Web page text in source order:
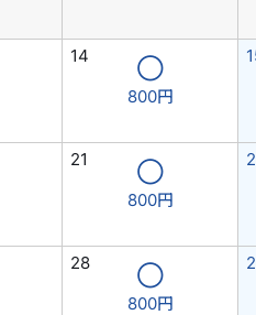
14
◯
800円
21
◯
800円
28
◯
800円